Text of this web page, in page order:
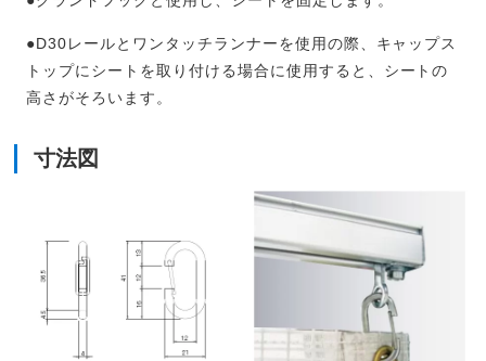
●D30レールとワンタッチランナーを使用の際、キャップス
トップにシートを取り付ける場合に使用すると、シートの
高さがそろいます。
寸法図